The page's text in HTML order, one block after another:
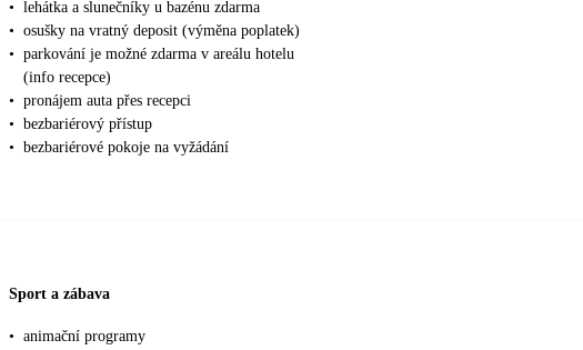
• lehátka a slunečníky u bazénu zdarma
• osušky na vratný deposit (výměna poplatek)
• parkování je možné zdarma v areálu hotelu
(info recepce)
• pronájem auta přes recepci
• bezbariérový přístup
• bezbariérové pokoje na vyžádání
Sport a zábava
• animační programy